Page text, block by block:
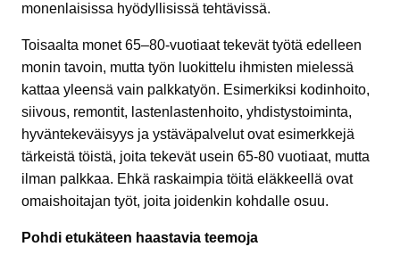
monenlaisissa hyödyllisissä tehtävissä.
Toisaalta monet 65–80-vuotiaat tekevät työtä edelleen
monin tavoin, mutta työn luokittelu ihmisten mielessä
kattaa yleensä vain palkkatyön. Esimerkiksi kodinhoito,
siivous, remontit, lastenlastenhoito, yhdistystoiminta,
hyväntekeväisyys ja ystäväpalvelut ovat esimerkkejä
tärkeistä töistä, joita tekevät usein 65-80 vuotiaat, mutta
ilman palkkaa. Ehkä raskaimpia töitä eläkkeellä ovat
omaishoitajan työt, joita joidenkin kohdalle osuu.
Pohdi etukäteen haastavia teemoja